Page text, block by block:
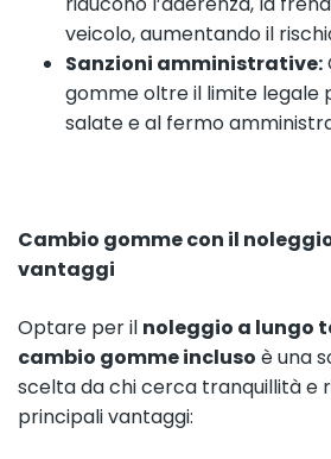
veicolo, aumentando il
Sanzioni amministrative:
gomme oltre il limite legale
salate e al fermo
Cambio gomme con il
vantaggi
Optare per il noleggio a lungo
cambio gomme incluso è una
scelta da chi cerca tranquillità e
principali vantaggi: